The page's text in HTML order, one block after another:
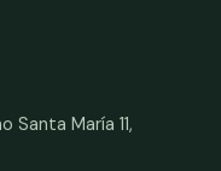
Santa María 11,